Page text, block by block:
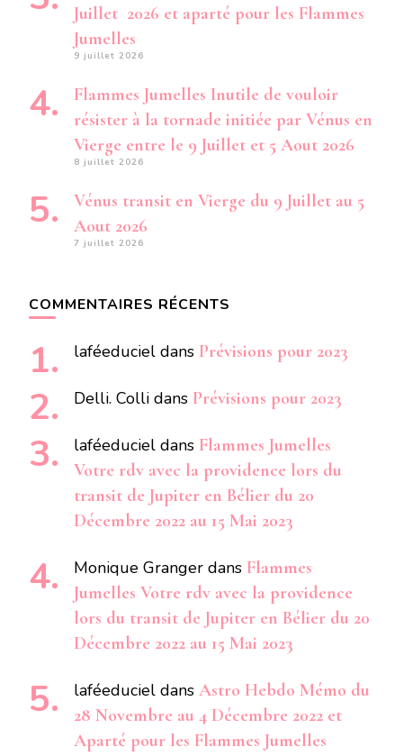
Juillet 2026 et aparté pour les Flammes
Jumelles
9 juillet 2026
Flammes Jumelles Inutile de vouloir
résister à la tornade initiée par Vénus en
Vierge entre le 9 Juillet et 5 Aout 2026
8 juillet 2026
Vénus transit en Vierge du 9 Juillet au 5
Aout 2026
7 juillet 2026
COMMENTAIRES RÉCENTS
laféeduciel dans Prévisions pour 2023
Delli. Colli dans Prévisions pour 2023
laféeduciel dans Flammes Jumelles
Votre rdv avec la providence lors du
transit de Jupiter en Bélier du 20
Décembre 2022 au 15 Mai 2023
Monique Granger dans Flammes
Jumelles Votre rdv avec la providence
lors du transit de Jupiter en Bélier du 20
Décembre 2022 au 15 Mai 2023
laféeduciel dans Astro Hebdo Mémo du
28 Novembre au 4 Décembre 2022 et
Aparté pour les Flammes Jumelles